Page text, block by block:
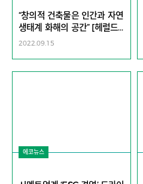
“창의적 건축물은 인간과 자연
생태계 화해의 공간” [헤럴드
디자인포럼2022]
2022.09.15
에코뉴스